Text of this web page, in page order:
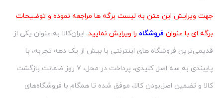
جهت ویرایش این متن به لیست برگه ها مراجعه نموده و توضیحات
برگه ای با عنوان فروشگاه را ویرایش نمایید. ایران‌کالا به عنوان یکی از
قدیمی‌ترین فروشگاه های اینترنتی با بیش از یک دهه تجربه، با
پایبندی به سه اصل کلیدی، پرداخت در محل، ۷ روز ضمانت بازگشت
کالا و تضمین اصل‌بودن کالا، موفق شده تا همگام با فروشگاه‌های